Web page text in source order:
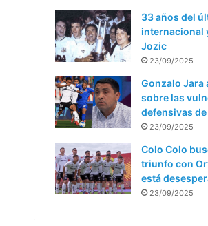
33 años del
internacional
Jozic
23/09/2025
Gonzalo Jara
sobre las
defensivas
23/09/2025
Colo Colo
triunfo con
está
23/09/2025